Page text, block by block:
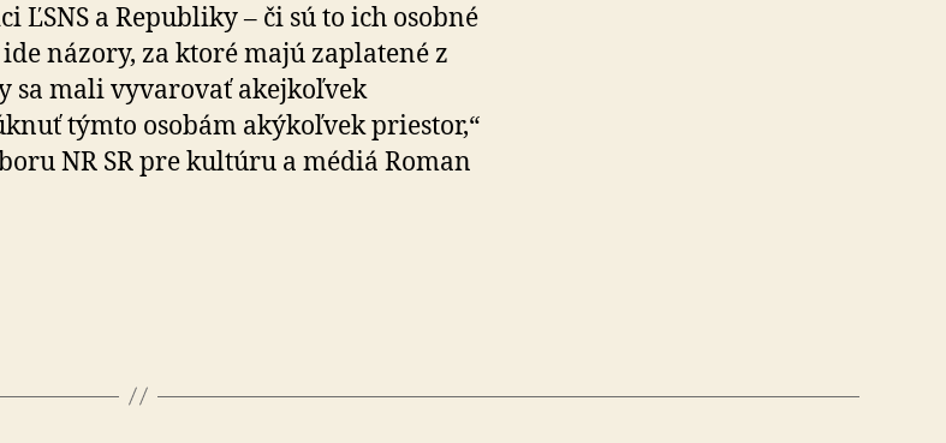
a Republiky – či sú to ich osobné
názory, za ktoré majú zaplatené z
sa mali vyvarovať akejkoľvek
týmto osobám akýkoľvek priestor,“
NR SR pre kultúru a médiá Roman